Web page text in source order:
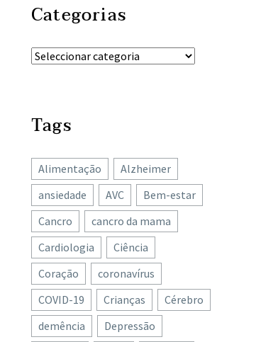
Categorias
Tags
Alimentação
Alzheimer
ansiedade
AVC
Bem-estar
Cancro
cancro da mama
Cardiologia
Ciência
Coração
coronavírus
COVID-19
Crianças
Cérebro
demência
Depressão